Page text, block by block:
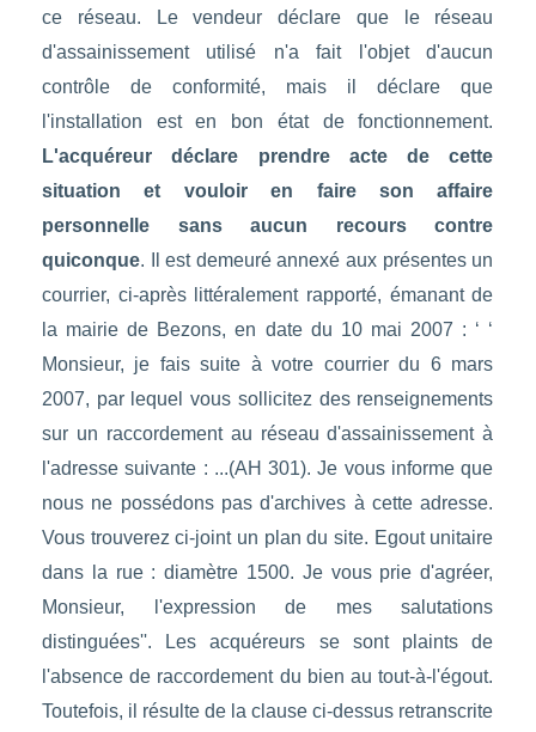
ce réseau. Le vendeur déclare que le réseau
d'assainissement utilisé n'a fait l'objet d'aucun
contrôle de conformité, mais il déclare que
l'installation est en bon état de fonctionnement.
L'acquéreur déclare prendre acte de cette
situation et vouloir en faire son affaire
personnelle sans aucun recours contre
quiconque. Il est demeuré annexé aux présentes un
courrier, ci-après littéralement rapporté, émanant de
la mairie de Bezons, en date du 10 mai 2007 : ‘ ‘
Monsieur, je fais suite à votre courrier du 6 mars
2007, par lequel vous sollicitez des renseignements
sur un raccordement au réseau d'assainissement à
l'adresse suivante : ...(AH 301). Je vous informe que
nous ne possédons pas d'archives à cette adresse.
Vous trouverez ci-joint un plan du site. Egout unitaire
dans la rue : diamètre 1500. Je vous prie d'agréer,
Monsieur, l'expression de mes salutations
distinguées''. Les acquéreurs se sont plaints de
l'absence de raccordement du bien au tout-à-l'égout.
Toutefois, il résulte de la clause ci-dessus retranscrite